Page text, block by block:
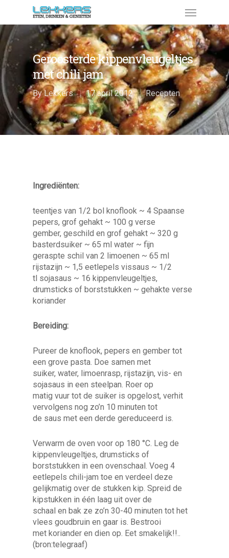
Geroosterde kippenvleugeltjes
met chili jam
ByLekkers 17 april 2012 Recepten
Ingrediënten:
teentjes van 1/2 bol knoflook ~ 4 Spaanse
pepers, grof gehakt ~ 100 g verse
gember, geschild en grof gehakt ~ 320 g
basterdsuiker ~ 65 ml water ~ fijn
geraspte schil van 2 limoenen ~ 65 ml
rijstazijn ~ 1,5 eetlepels vissaus ~ 1/2
tl sojasaus ~ 16 kippenvleugeltjes,
drumsticks of borststukken ~ gehakte verse
koriander
Bereiding:
Pureer de knoflook, pepers en gember tot
een grove pasta. Doe samen met
suiker, water, limoenrasp, rijstazijn, vis- en
sojasaus in een steelpan. Roer op
matig vuur tot de suiker is opgelost, verhit
vervolgens nog zo’n 10 minuten tot
de saus met een derde gereduceerd is.
Verwarm de oven voor op 180 °C. Leg de
kippenvleugeltjes, drumsticks of
borststukken in een ovenschaal. Voeg 4
eetlepels chili-jam toe en verdeel deze
gelijkmatig over de stukken kip. Spreid de
kipstukken in één laag uit over de
schaal en bak ze zo’n 30-40 minuten tot het
vlees goudbruin en gaar is. Bestrooi
met koriander en dien op. Eet smakelijk!!..
(bron:telegraaf)